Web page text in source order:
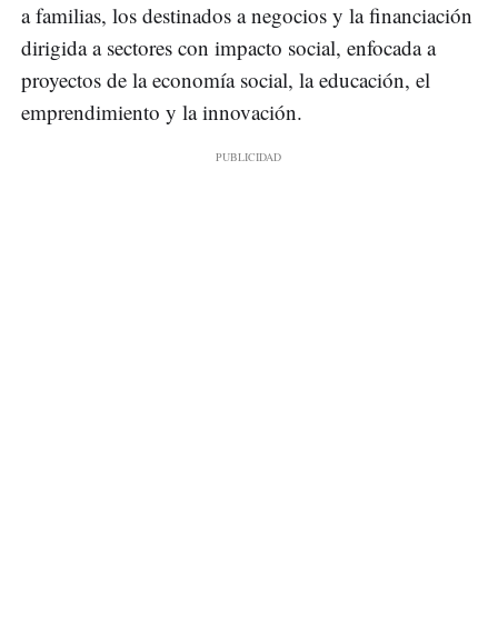
a familias, los destinados a negocios y la financiación
dirigida a sectores con impacto social, enfocada a
proyectos de la economía social, la educación, el
emprendimiento y la innovación.